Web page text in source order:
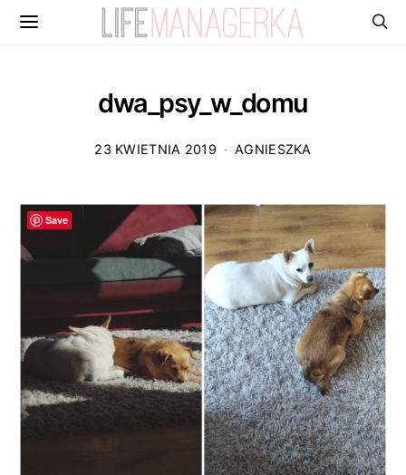
dwa_psy_w_domu
23 KWIETNIA 2019 AGNIESZKA
Save